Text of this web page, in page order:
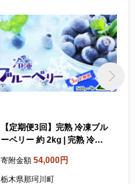
【定期便3回】完熟 冷凍ブル
ーベリー 約 2kg | 完熟 冷凍
リー 不揃い 果物 くだもの 健
康意識 美意識 ヨーグルト ス
寄附金額 54,000円
栃木県那珂川町